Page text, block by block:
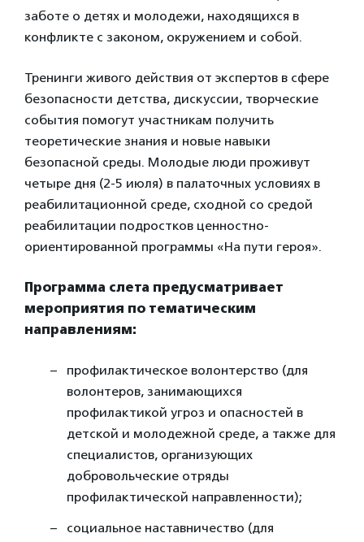
заботе о детях и молодежи, находящихся в
конфликте с законом, окружением и собой.
Тренинги живого действия от экспертов в сфере
безопасности детства, дискуссии, творческие
события помогут участникам получить
теоретические знания и новые навыки
безопасной среды. Молодые люди проживут
четыре дня (2-5 июля) в палаточных условиях в
реабилитационной среде, сходной со средой
реабилитации подростков ценностно-
ориентированной программы «На пути героя».
Программа слета предусматривает
мероприятия по тематическим
направлениям:
профилактическое волонтерство (для
волонтеров, занимающихся
профилактикой угроз и опасностей в
детской и молодежной среде, а также для
специалистов, организующих
добровольческие отряды
профилактической направленности);
социальное наставничество (для